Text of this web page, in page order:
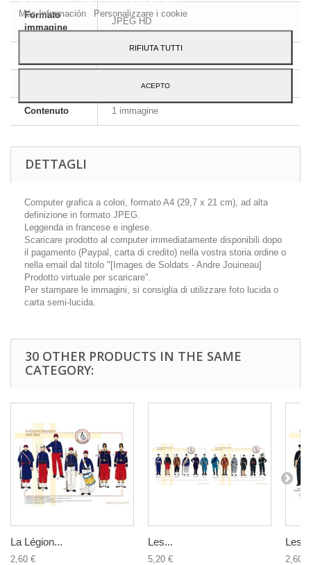
Formato
immagine
JPEG HD
Inglese e francese
Contenuto 1 immagine
DETTAGLI
Computer grafica a colori, formato A4 (29,7 x 21 cm), ad alta
definizione in formato JPEG.
Leggenda in francese e inglese.
Scaricare prodotto al computer immediatamente disponibili dopo
il pagamento (Paypal, carta di credito) nella vostra storia ordine o
nella email dal titolo "[Images de Soldats - Andre Jouineau]
Prodotto virtuale per scaricare".
Per stampare le immagini, si consiglia di utilizzare foto lucida o
carta semi-lucida.
30 OTHER PRODUCTS IN THE SAME
CATEGORY:
La Légion...
2,60 €
Les...
5,20 €
Les...
2,60 €
Más Información
Personalizzare i cookie
RIFIUTA TUTTI
ACEPTO